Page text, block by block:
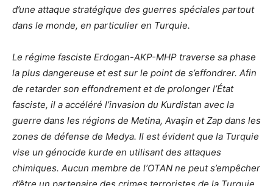
d’une attaque stratégique des guerres spéciales partout
dans le monde, en particulier en Turquie.
Le régime fasciste Erdogan-AKP-MHP traverse sa phase
la plus dangereuse et est sur le point de s’effondrer. Afin
de retarder son effondrement et de prolonger l’État
fasciste, il a accéléré l’invasion du Kurdistan avec la
guerre dans les régions de Metina, Avaşin et Zap dans les
zones de défense de Medya. Il est évident que la Turquie
vise un génocide kurde en utilisant des attaques
chimiques. Aucun membre de l’OTAN ne peut s’empêcher